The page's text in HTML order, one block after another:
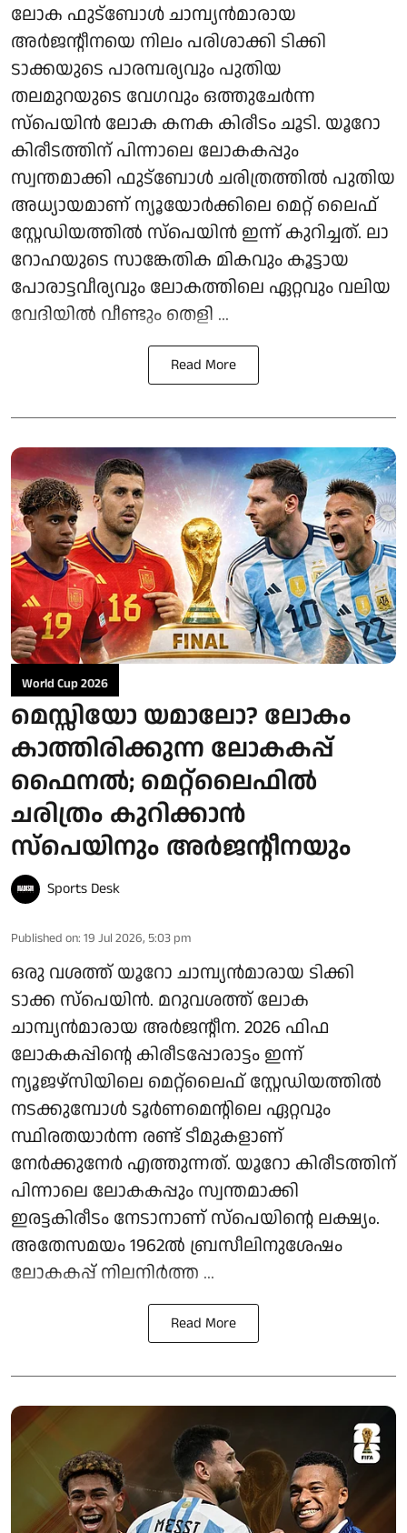
ലോക ഫുട്ബോൾ ചാമ്പ്യൻമാരായ
അർജന്റീനയെ നിലം പരിശാക്കി ടിക്കി
ടാക്കയുടെ പാരമ്പര്യവും പുതിയ
തലമുറയുടെ വേഗവും ഒത്തുചേർന്ന
സ്പെയിൻ ലോക കനക കിരീടം ചൂടി. യൂറോ
കിരീടത്തിന് പിന്നാലെ ലോകകപ്പും
സ്വന്തമാക്കി ഫുട്ബോൾ ചരിത്രത്തിൽ പുതിയ
അധ്യായമാണ് ന്യൂയോർക്കിലെ മെറ്റ് ലൈഫ്
സ്റ്റേഡിയത്തിൽ സ്പെയിൻ ഇന്ന് കുറിച്ചത്. ലാ
റോഹയുടെ സാങ്കേതിക മികവും കൂട്ടായ
പോരാട്ടവീര്യവും ലോകത്തിലെ ഏറ്റവും വലിയ
വേദിയിൽ വീണ്ടും തെളി ...
Read More
World Cup 2026
മെസ്സിയോ യമാലോ? ലോകം
കാത്തിരിക്കുന്ന ലോകകപ്പ്
ഫൈനൽ; മെറ്റ്ലൈഫിൽ
ചരിത്രം കുറിക്കാൻ
സ്പെയിനും അർജന്റീനയും
Sports Desk
Published on: 19 Jul 2026, 5:03 pm
ഒരു വശത്ത് യൂറോ ചാമ്പ്യൻമാരായ ടിക്കി
ടാക്ക സ്പെയിൻ. മറുവശത്ത് ലോക
ചാമ്പ്യൻമാരായ അർജന്റീന. 2026 ഫിഫ
ലോകകപ്പിന്റെ കിരീടപ്പോരാട്ടം ഇന്ന്
ന്യൂജഴ്‌സിയിലെ മെറ്റ്‌ലൈഫ് സ്റ്റേഡിയത്തിൽ
നടക്കുമ്പോൾ ടൂർണമെന്റിലെ ഏറ്റവും
സ്ഥിരതയാർന്ന രണ്ട് ടീമുകളാണ്
നേർക്കുനേർ എത്തുന്നത്. യൂറോ കിരീടത്തിന്
പിന്നാലെ ലോകകപ്പും സ്വന്തമാക്കി
ഇരട്ടകിരീടം നേടാനാണ് സ്പെയിന്റെ ലക്ഷ്യം.
അതേസമയം 1962ൽ ബ്രസീലിനുശേഷം
ലോകകപ്പ് നിലനിർത്ത ...
Read More